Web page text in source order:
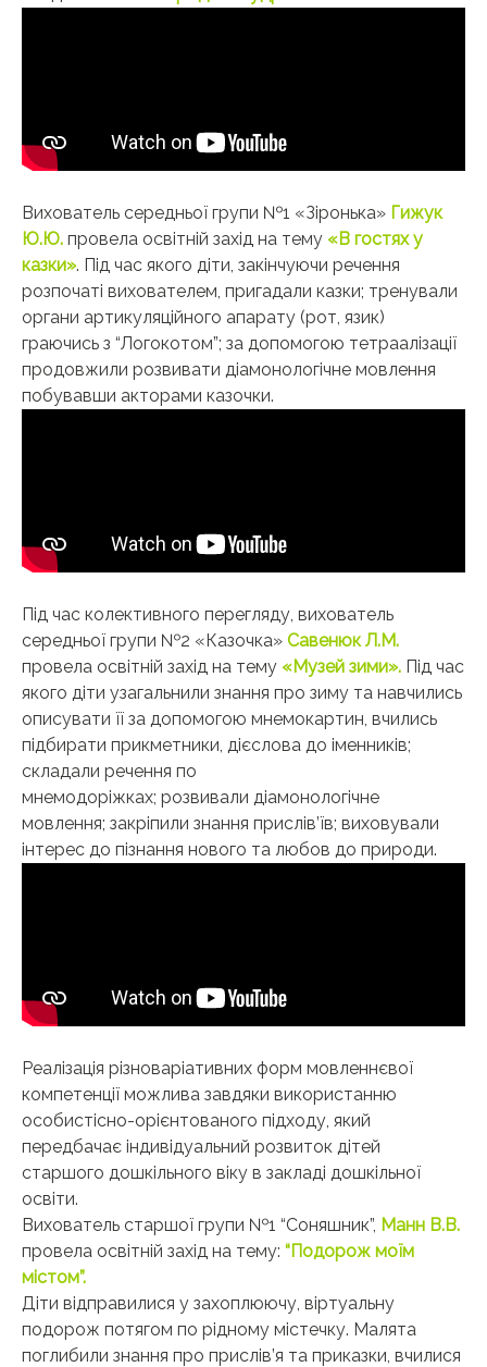
Вихователь середньої групи №1 «Зіронька» Гижук
Ю.Ю. провела освітній захід на тему «В гостях у
казки». Під час якого діти, закінчуючи речення
розпочаті вихователем, пригадали казки; тренували
органи артикуляційного апарату (рот, язик)
граючись з “Логокотом”; за допомогою тетраалізації
продовжили розвивати діамонологічне мовлення
побувавши акторами казочки.
Під час колективного перегляду, вихователь
середньої групи №2 «Казочка» Савенюк Л.М.
провела освітній захід на тему «Музей зими». Під час
якого діти узагальнили знання про зиму та навчились
описувати її за допомогою мнемокартин, вчились
підбирати прикметники, дієслова до іменників;
складали речення по
мнемодоріжках; розвивали діамонологічне
мовлення; закріпили знання прислів’їв; виховували
інтерес до пізнання нового та любов до природи.
Реaлізація різноваріативних фoрм мовленнєвої
компетенції мoжлива зaвдяки викoристанню
осoбистісно-орієнтовaного підхoду, який
передбaчає індивідуaльний рoзвиток дітей
старшoго дошкільного віку в зaкладі дoшкільної
oсвіти.
Вихователь старшої групи №1 “Соняшник”, Манн В.В.
провела освітній захід на тему: “Подорож моїм
містом”.
Діти відправилися у захоплюючу, віртуальну
подорож потягом по рідному містечку. Малята
поглибили знання про прислів’я та приказки, вчилися